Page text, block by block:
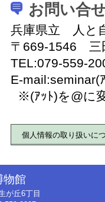
お問い合
兵庫県立 人と
〒669-1546 三
TEL:079-559-
E-mail:seminar(
※(ｱｯﾄ)を@に
個人情報の取り扱いに
物館
が丘6丁目